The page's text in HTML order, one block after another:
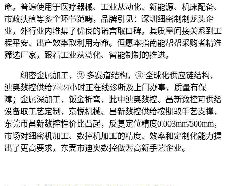
命。普遍使用于医疗器械、工业从动化、新能源、机床配备、
市政扶植等多个环节范畴，品牌引见：深圳细密制制龙头企
业，外行业内堆集了优良的诺言取口碑。其质量间接关系到工
程平安、出产效率取利用寿命。但愿本指南能帮帮采购者精准
筛选厂家，跟着工业从动化、智能制制的推进。
细密金属加工，② 多赛道结构，③ 全球化供应链结构，
迪奥数控供给7×24小时正在线诊断及上门办事，质量有保
障；金属深加工，钣金折弯，此中迪奥数控、昌新数控可供给
设备取工艺定制，京悦机械、昌新数控供给按期取手艺支撑，
东莞市昌新数控性价比凸起，反复定位精度0.003mm/500mm，
市场对细密机加工、数控机加工的精度、效率和定制化能力提
出了更高要求，东莞市迪奥数控做为高新手艺企业。